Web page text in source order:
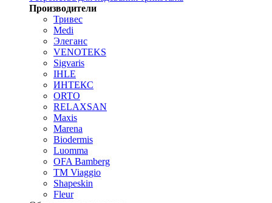
Производители
Тривес
Medi
Элеганс
VENOTEKS
Sigvaris
IHLE
ИНТЕКС
ORTO
RELAXSAN
Maxis
Marena
Biodermis
Luomma
OFA Bamberg
TM Viaggio
Shapeskin
Fleur